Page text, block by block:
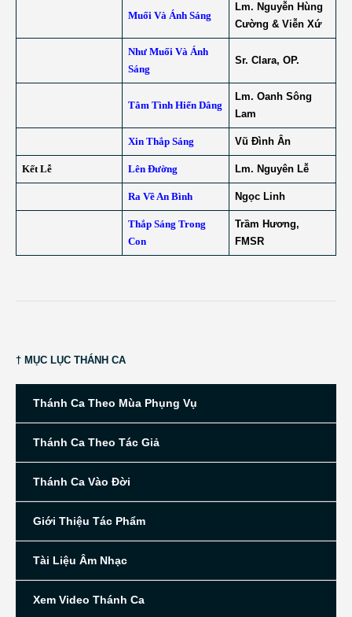
Muối Và Ánh Sáng
Lm. Nguyễn Hùng
Cường & Viễn Xứ
Như Muối Và Ánh
Sáng
Sr. Clara, OP.
Tâm Tình Hiến Dâng
Lm. Oanh Sông
Lam
Xin Thắp Sáng Vũ Đình Ân
Kết Lễ Lên Đường Lm. Nguyên Lễ
Ra Về An Bình Ngọc Linh
Thắp Sáng Trong
Con
Trầm Hương,
FMSR
† MỤC LỤC THÁNH CA
Thánh Ca Theo Mùa Phụng Vụ
Thánh Ca Theo Tác Giả
Thánh Ca Vào Đời
Giới Thiệu Tác Phẩm
Tài Liệu Âm Nhạc
Xem Video Thánh Ca